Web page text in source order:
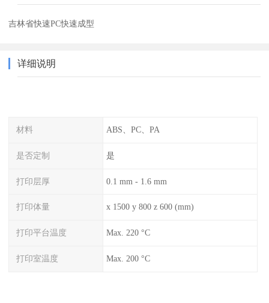
吉林省快速PC快速成型
详细说明
材料 ABS、PC、PA
是否定制 是
打印层厚 0.1 mm - 1.6 mm
打印体量 x 1500 y 800 z 600 (mm)
打印平台温度 Max. 220 °C
打印室温度 Max. 200 °C